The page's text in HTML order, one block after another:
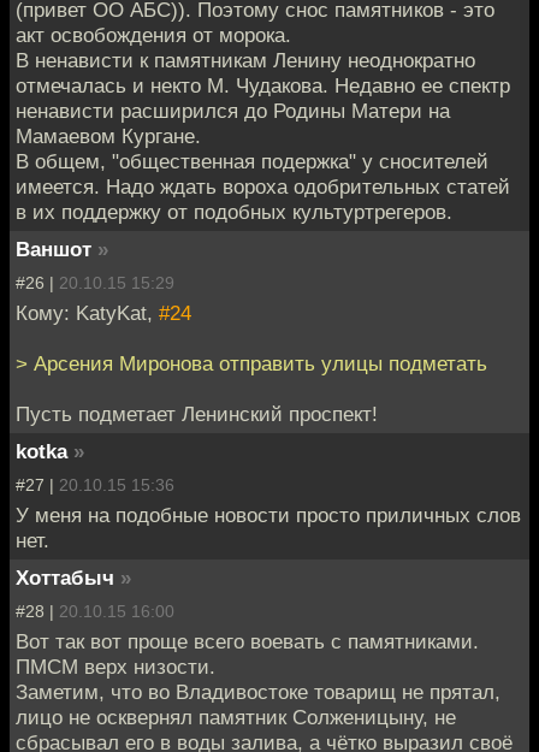
(привет ОО АБС)). Поэтому снос памятников - это
акт освобождения от морока.
В ненависти к памятникам Ленину неоднократно
отмечалась и некто М. Чудакова. Недавно ее спектр
ненависти расширился до Родины Матери на
Мамаевом Кургане.
В общем, "общественная подержка" у сносителей
имеется. Надо ждать вороха одобрительных статей
в их поддержку от подобных культуртрегеров.
Ваншот »
#26 | 20.10.15 15:29
Кому: KatyKat, #24
> Арсения Миронова отправить улицы подметать
Пусть подметает Ленинский проспект!
kotka »
#27 | 20.10.15 15:36
У меня на подобные новости просто приличных слов
нет.
Хоттабыч »
#28 | 20.10.15 16:00
Вот так вот проще всего воевать с памятниками.
ПМСМ верх низости.
Заметим, что во Владивостоке товарищ не прятал,
лицо не осквернял памятник Солженицыну, не
сбрасывал его в воды залива, а чётко выразил своё